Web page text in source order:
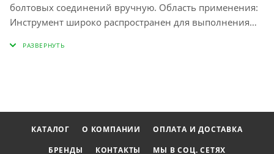
болтовых соединений вручную. Область применения:
Инструмент широко распространен для выполнения
так и в профессиональной сфере. Особенности: •
Технические характеристики: Угол наклона рожков 15
градусов Размер 9 x 11 мм Материал Сталь Вес, кг 0,065
КАТАЛОГ О КОМПАНИИ
ОПЛАТА И ДОСТАВКА
БРЕНДЫ
КОНТАКТЫ МЫ В СОЦ. СЕТЯХ